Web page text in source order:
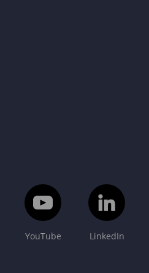
YouTube LinkedIn